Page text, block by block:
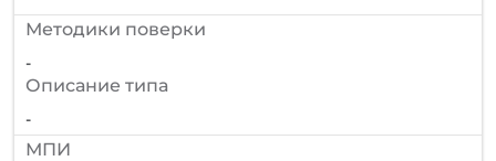
Методики поверки
-
Описание типа
-
МПИ